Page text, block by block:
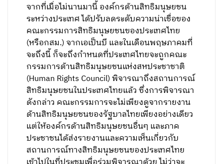
จากที่เมื่อไม่นานมานี้ องค์กรด้านสิทธิมนุษยชน
ระหว่างประเทศ ได้ปรับลดระดับความน่าเชื่อของ
คณะกรรมการสิทธิมนุษยชนของประเทศไทย
(หรือกสม.) จากเอเป็นบี และในเดือนพฤษภาคมที่
จะถึงนี้ ก็จะถึงกำหนดที่ประเทศไทยจะถูกคณะ
กรรมการด้านสิทธิมนุษยชนแห่งสหประชาชาติ
(Human Rights Council) พิจารณาถึงสถานการณ์
สิทธิมนุษยชนในประเทศไทยแล้ว ซึ่งการพิจารณา
ดังกล่าว คณะกรรมการจะไม่เพียงดูจากรายงาน
ด้านสิทธิมนุษยชนของรัฐบาลไทยเพียงอย่างเดียว
แต่ให้องค์กรด้านสิทธิมนุษยชนอื่นๆ และภาค
ประชาชนได้ส่งรายงานและความเห็นเกี่ยวกับ
สถานการณ์ทางสิทธิมนุษยชนของประเทศไทย